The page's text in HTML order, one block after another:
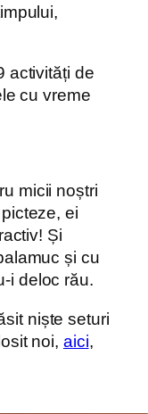
activități de
cu vreme
micii noștri
ei
Și
și cu
i deloc rău.
niște seturi
noi, aici,